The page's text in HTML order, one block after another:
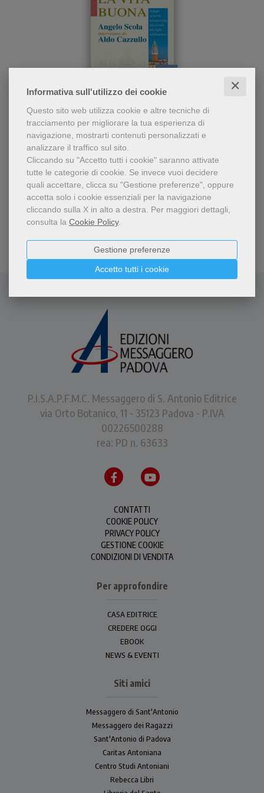
Informativa sull'utilizzo dei cookie ✕
Questo sito web utilizza cookie e altre tecniche di
tracciamento per migliorare la tua esperienza di
navigazione, mostrarti contenuti personalizzati e
analizzare il traffico sul sito.
Cliccando su "Accetto tutti i cookie" saranno attivate
tutte le categorie di cookie. Se invece vuoi decidere
quali accettare, clicca su "Gestione preferenze", oppure
accetta solo i cookie essenziali per la navigazione
cliccando sulla X in alto a destra. Per maggiori dettagli,
consulta la Cookie Policy.
Accetto tutti i cookie
Gestione preferenze
cruciali per la società
italiana: come intendere
oggi la laicità; i giovani e la
rivoluzione di Dio; co
La vita buona
Angelo Scola
,
Aldo Cazzullo
6,49 €
P.I.S.A.P.F.M.C. Messaggero di S. Antonio Editrice
via Orto Botanico, 11 - 35123 Padova - P.IVA
00226500288
rea: PD n. 63633
CONTATTI
COOKIE POLICY
PRIVACY POLICY
GESTIONE COOKIE
CONDIZIONI DI VENDITA
Per approfondire
CASA EDITRICE
CREDERE OGGI
EBOOK
NEWS & EVENTI
Siti amici
Messaggero di Sant'Antonio
Messaggero dei Ragazzi
Sant'Antonio di Padova
Caritas Antoniana
Centro Studi Antoniani
Rebecca Libri